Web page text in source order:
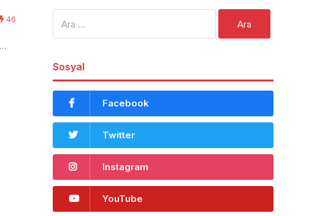
46
Sosyal
Facebook
Twitter
Instagram
YouTube